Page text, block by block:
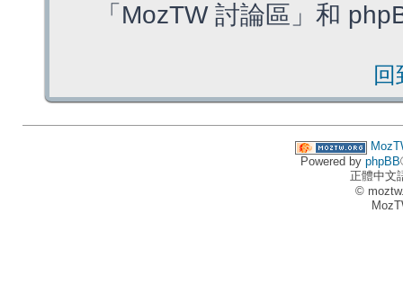
「MozTW 討論區」和
Powered by phpBB
正體中文
©